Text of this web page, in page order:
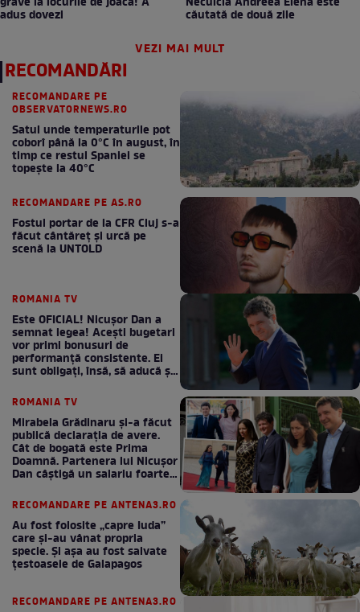
adus dovezi
căutată de două zile
VEZI MAI MULT
RECOMANDĂRI
RECOMANDARE PE
OBSERVATORNEWS.RO
Satul unde temperaturile pot
coborî până la 0°C în august, în
timp ce restul Spaniei se
topește la 40°C
RECOMANDARE PE AS.RO
Fostul portar de la CFR Cluj s-a
făcut cântăreţ şi urcă pe
scenă la UNTOLD
ROMANIA TV
Este OFICIAL! Nicușor Dan a
semnat legea! Acești bugetari
vor primi bonusuri de
performanță consistente. Ei
sunt obligați, însă, să aducă și
ROMANIA TV
Mirabela Grădinaru și-a făcut
publică declarația de avere.
Cât de bogată este Prima
Doamnă. Partenera lui Nicușor
Dan câștigă un salariu foarte
RECOMANDARE PE ANTENA3.RO
Au fost folosite „capre Iuda”
care și-au vânat propria
specie. Și așa au fost salvate
țestoasele de Galapagos
RECOMANDARE PE ANTENA3.RO